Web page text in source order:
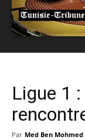
Ligue 1
Par Med Ben Mohmed